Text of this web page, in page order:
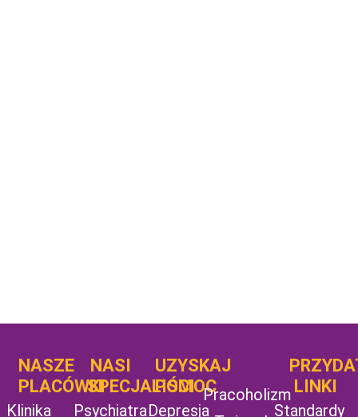
NASZE
PLACÓWKI
Klinika
NASI
SPECJALIŚCI
Psychiatra
UZYSKAJ
POMOC
Depresja
UZYSKAJ
POMOC
Pracoholizm LINKI
Standardy